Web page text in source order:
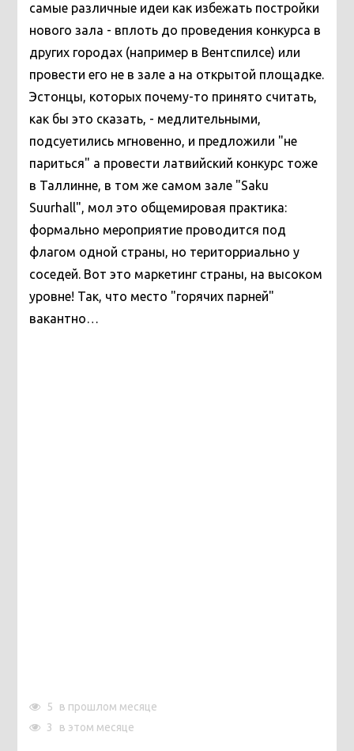
самые различные идеи как избежать постройки
нового зала - вплоть до проведения конкурса в
других городах (например в Вентспилсе) или
провести его не в зале а на открытой площадке.
Эстонцы, которых почему-то принято считать,
как бы это сказать, - медлительными,
подсуетились мгновенно, и предложили "не
париться" а провести латвийский конкурс тоже
в Таллинне, в том же самом зале "Saku
Suurhall", мол это общемировая практика:
формально мероприятие проводится под
флагом одной страны, но територриально у
соседей. Вот это маркетинг страны, на высоком
уровне! Так, что место "горячих парней"
вакантно…
5
в прошлом месяце
3
в этом месяце